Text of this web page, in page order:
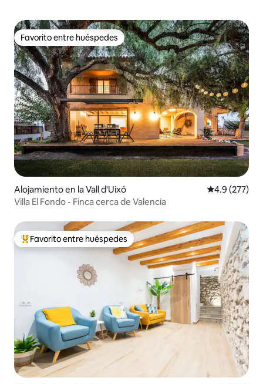
Favorito entre huéspedes
Favorito entre huéspedes
Alojamiento en la Vall d'Uixó Calificación
4.9 (277)
Villa El Fondo - Finca cerca de Valencia
Favorito entre huéspedes preferido
Favorito entre huéspedes